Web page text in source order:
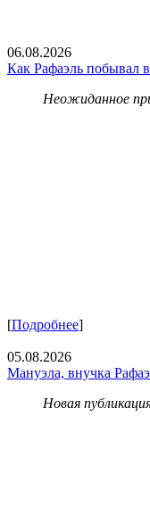
06.08.2026
Как Рафаэль побывал
Неожиданное
[Подробнее]
05.08.2026
Мануэла, внучка
Новая